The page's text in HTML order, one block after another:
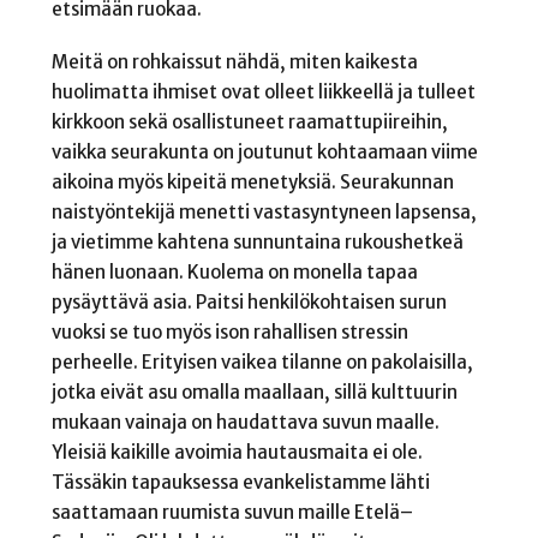
etsimään ruokaa.
Meitä on rohkaissut nähdä, miten kaikesta
huolimatta ihmiset ovat olleet liikkeellä ja tulleet
kirkkoon sekä osallistuneet raamattupiireihin,
vaikka seurakunta on joutunut kohtaamaan viime
aikoina myös kipeitä menetyksiä. Seurakunnan
naistyöntekijä menetti vastasyntyneen lapsensa,
ja vietimme kahtena sunnuntaina rukoushetkeä
hänen luonaan. Kuolema on monella tapaa
pysäyttävä asia. Paitsi henkilökohtaisen surun
vuoksi se tuo myös ison rahallisen stressin
perheelle. Erityisen vaikea tilanne on pakolaisilla,
jotka eivät asu omalla maallaan, sillä kulttuurin
mukaan vainaja on haudattava suvun maalle.
Yleisiä kaikille avoimia hautausmaita ei ole.
Tässäkin tapauksessa evankelistamme lähti
saattamaan ruumista suvun maille Etelä–